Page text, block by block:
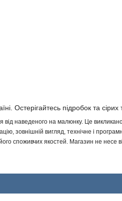
Остерігайтесь підробок та сірих
від наведеного на малюнку. Це
зовнішній вигляд, технічне і
споживчих якостей. Магазин не несе